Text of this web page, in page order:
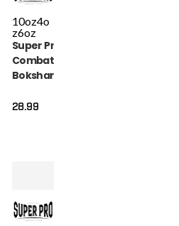
10oz4o
z6oz
Super Pro
Combat Gear
Bokshandschoen
28.99